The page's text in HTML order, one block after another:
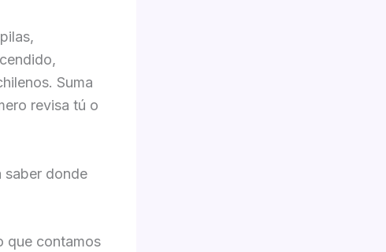
Suma
revisa tú o
saber donde
que contamos